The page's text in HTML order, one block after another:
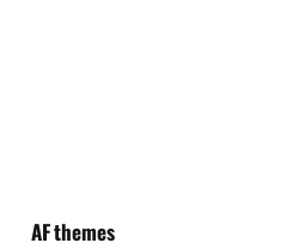
AF themes